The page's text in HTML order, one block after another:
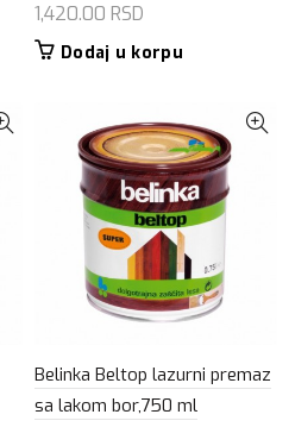
1,420.00 RSD
Dodaj u korpu
Belinka Beltop lazurni premaz
sa lakom bor,750 ml